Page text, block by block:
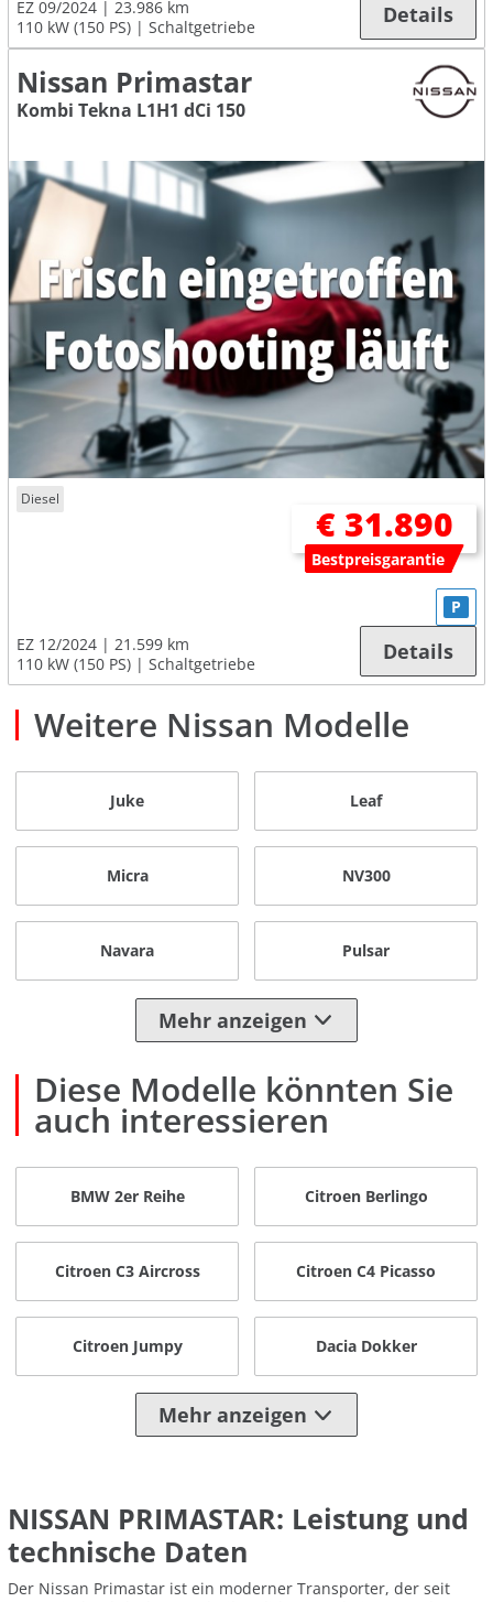
EZ 09/2024
23.986 km
110 kW (150 PS)
Schaltgetriebe Details
Nissan Primastar
Kombi Tekna L1H1 dCi 150
Diesel
€ 31.890
Bestpreisgarantie
EZ 12/2024
21.599 km
110 kW (150 PS)
Schaltgetriebe
P
Details
Weitere Nissan Modelle
Juke Leaf
Micra NV300
Navara Pulsar
Mehr anzeigen
Diese Modelle könnten Sie
auch interessieren
BMW 2er Reihe Citroen Berlingo
Citroen C3 Aircross Citroen C4 Picasso
Citroen Jumpy Dacia Dokker
Mehr anzeigen
NISSAN PRIMASTAR: Leistung und
technische Daten
Der Nissan Primastar ist ein moderner Transporter, der seit